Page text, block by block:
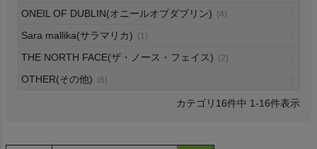
メンズスポーツウェア
ONEIL OF DUBLIN(オニールオブダブリン) (4)
Sara mallika(サラマリカ) (1)
THE NORTH FACE(ザ・ノース・フェイス) (2)
OTHER(その他) (6)
16件中 1-16件表示